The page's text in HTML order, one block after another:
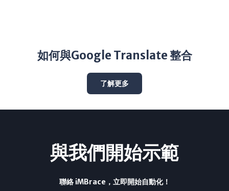
如何與Google Translate 整合
了解更多
與我們開始示範
聯絡 iMBrace，立即開始自動化！